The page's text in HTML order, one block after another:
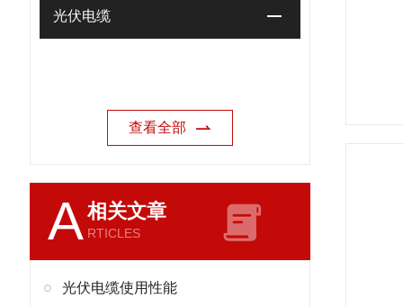
光伏电缆
查看全部
A相关文章
RTICLES
光伏电缆使用性能